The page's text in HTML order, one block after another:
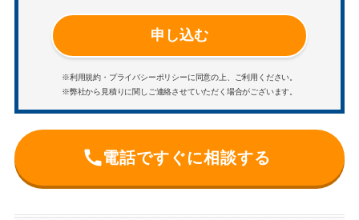
申し込む
※利用規約・プライバシーポリシーに同意の上、ご利用ください。
※弊社から見積りに関しご連絡させていただく場合がございます。
電話ですぐに相談する